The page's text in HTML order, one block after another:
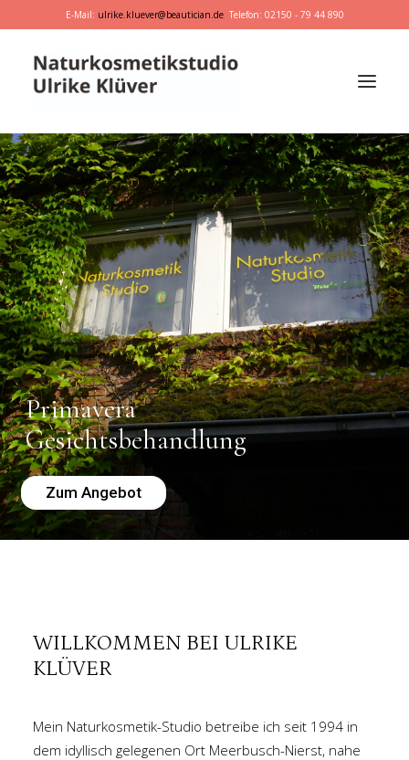
E-Mail: ulrike.kluever@beautician.deTelefon: 02150 - 79 44 890
Dr. Hauschka
Primavera
marie w.
Behandlungen
Geschenkideen
Primavera
Gesichtsbehandlung
Zum Angebot
WILLKOMMEN BEI ULRIKE
KLÜVER
Mein Naturkosmetik-Studio betreibe ich seit 1994 in
dem idyllisch gelegenen Ort Meerbusch-Nierst, nahe